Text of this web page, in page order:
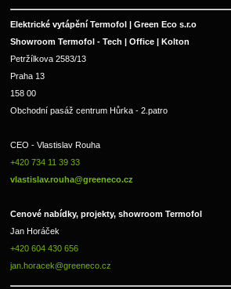
Elektrické vytápění Termofol | Green Eco s.r.o
Showroom Termofol - Tech | Office | Kolton
Petržílkova 2583/13
Praha 13
158 00
Obchodní pasáž centrum Hůrka - 2.patro
CEO - Vlastislav Rouha
+420 734 11 39 33
vlastislav.rouha@greeneco.cz
Cenové nabídky, projekty, showroom Termofol
Jan Horáček
+420 604 430 656
jan.horacek@greeneco.cz